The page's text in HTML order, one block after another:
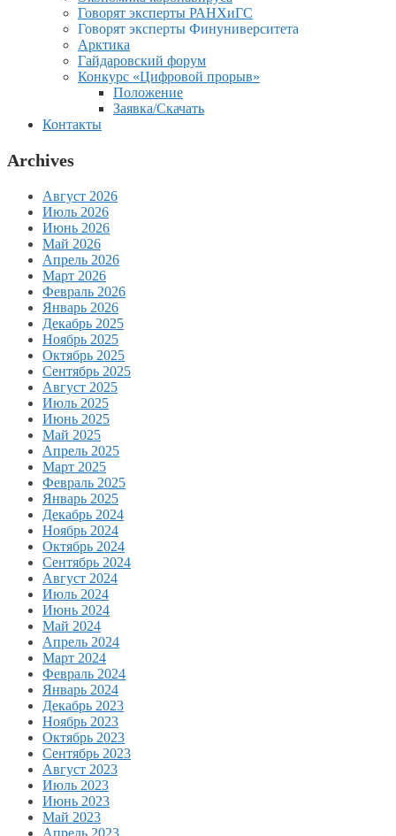
Говорят эксперты РАНХиГС
Говорят эксперты Финуниверситета
Арктика
Гайдаровский форум
Конкурс «Цифровой прорыв»
Положение
Заявка/Скачать
Контакты
Archives
Август 2026
Июль 2026
Июнь 2026
Май 2026
Апрель 2026
Март 2026
Февраль 2026
Январь 2026
Декабрь 2025
Ноябрь 2025
Октябрь 2025
Сентябрь 2025
Август 2025
Июль 2025
Июнь 2025
Май 2025
Апрель 2025
Март 2025
Февраль 2025
Январь 2025
Декабрь 2024
Ноябрь 2024
Октябрь 2024
Сентябрь 2024
Август 2024
Июль 2024
Июнь 2024
Май 2024
Апрель 2024
Март 2024
Февраль 2024
Январь 2024
Декабрь 2023
Ноябрь 2023
Октябрь 2023
Сентябрь 2023
Август 2023
Июль 2023
Июнь 2023
Май 2023
Апрель 2023